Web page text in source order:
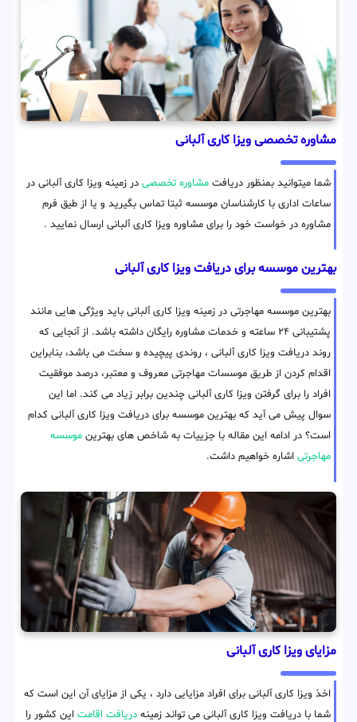
مشاوره تخصصی ویزا کاری آلبانی
شما میتوانید بمنظور دریافت مشاوره تخصصی در زمینه ویزا کاری آلبانی در
ساعات اداری با کارشناسان موسسه ثبتا تماس بگیرید و یا از طیق فرم
مشاوره در خواست خود را برای مشاوره ویزا کاری آلبانی ارسال نمایید .
بهترین موسسه برای دریافت ویزا کاری آلبانی
بهترین موسسه مهاجرتی در زمینه ویزا کاری آلبانی باید ویژگی هایی مانند
پشتیبانی ۲۴ ساعته و خدمات مشاوره رایگان داشته باشد. از آنجایی که
روند دریافت ویزا کاری آلبانی ، روندی پیچیده و سخت می باشد، بنابراین
اقدام کردن از طریق موسسات مهاجرتی معروف و معتبر، درصد موفقیت
افراد را برای گرفتن ویزا کاری آلبانی چندین برابر زیاد می کند. اما این
سوال پیش می آید که بهترین موسسه برای دریافت ویزا کاری آلبانی کدام
است؟ در ادامه این مقاله با جزییات به شاخص های بهترین موسسه
مهاجرتی اشاره خواهیم داشت.
مزایای ویزا کاری آلبانی
اخذ ویزا کاری آلبانی برای افراد مزایایی دارد ، یکی از مزایای آن این است که
شما با دریافت ویزا کاری آلبانی می تواند زمینه دریافت اقامت این کشور را